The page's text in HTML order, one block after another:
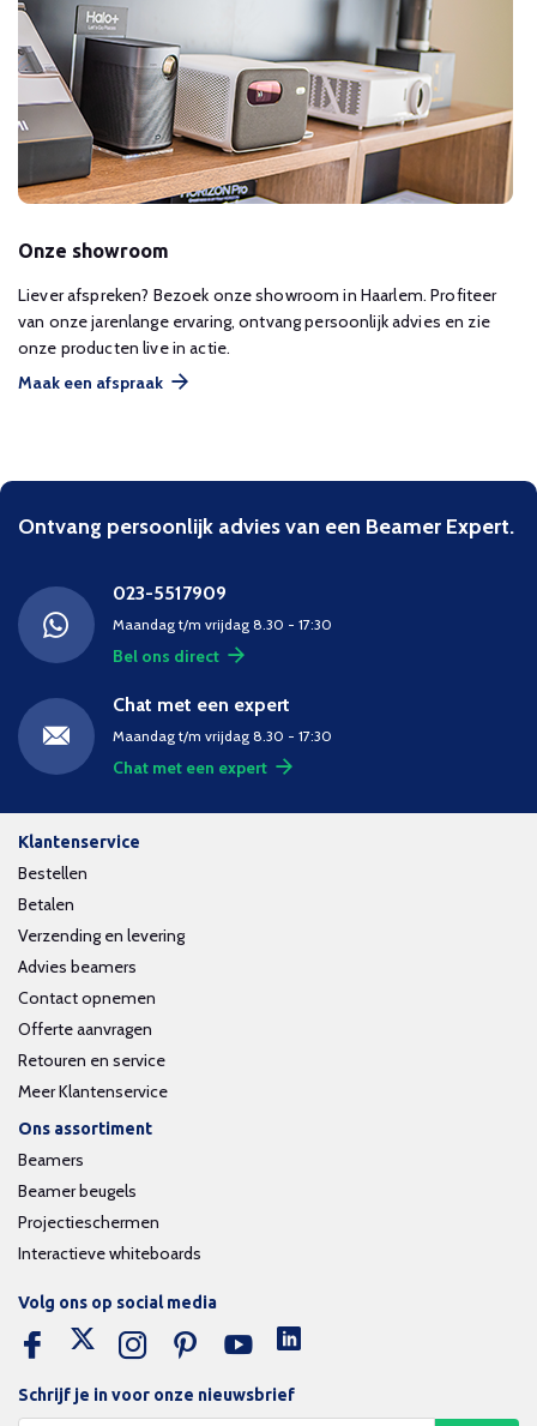
Onze showroom
Liever afspreken? Bezoek onze showroom in Haarlem. Profiteer
van onze jarenlange ervaring, ontvang persoonlijk advies en zie
onze producten live in actie.
Maak een afspraak
Ontvang persoonlijk advies van een Beamer Expert.
023-5517909
Maandag t/m vrijdag 8.30 - 17:30
Bel ons direct
Chat met een expert
Maandag t/m vrijdag 8.30 - 17:30
Chat met een expert
Klantenservice
Bestellen
Betalen
Verzending en levering
Advies beamers
Contact opnemen
Offerte aanvragen
Retouren en service
Meer Klantenservice
Ons assortiment
Beamers
Beamer beugels
Projectieschermen
Interactieve whiteboards
Schrijf je in voor onze nieuwsbrief
Volg ons op social media